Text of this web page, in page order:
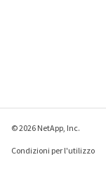
© 2026 NetApp, Inc.
Condizioni per l'utilizzo